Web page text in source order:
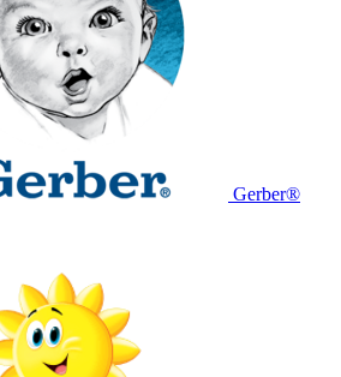
Gerber®